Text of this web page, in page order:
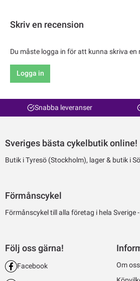
Skriv en recension
Du måste logga in för att kunna skriva en
Logga in
Snabba leveranser
Sveriges bästa cykelbutik online!
Butik i Tyresö (Stockholm), lager & butik i
Förmånscykel
Förmånscykel till alla företag i hela Sverige -
Följ oss gärna!
Facebook
Om oss